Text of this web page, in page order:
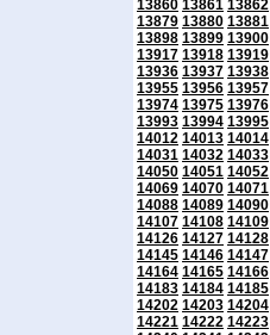
13860 13861 13862
13879 13880 13881
13898 13899 13900
13917 13918 13919
13936 13937 13938
13955 13956 13957
13974 13975 13976
13993 13994 13995
14012 14013 14014
14031 14032 14033
14050 14051 14052
14069 14070 14071
14088 14089 14090
14107 14108 14109
14126 14127 14128
14145 14146 14147
14164 14165 14166
14183 14184 14185
14202 14203 14204
14221 14222 14223